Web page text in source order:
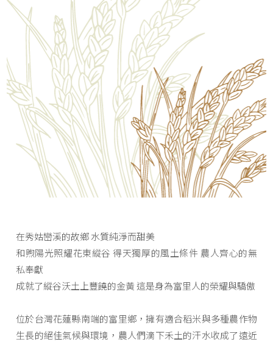
在秀姑巒溪的故鄉 水質純淨而甜美
和煦陽光照耀花東縱谷 得天獨厚的風土條件 農人齊心的無
私奉獻
成就了縱谷沃土上豐饒的金黃 這是身為富里人的榮耀與驕傲
位於台灣花蓮縣南端的富里鄉，擁有適合稻米與多種農作物
生長的絕佳氣候與環境，農人們滴下禾土的汗水收成了遠近